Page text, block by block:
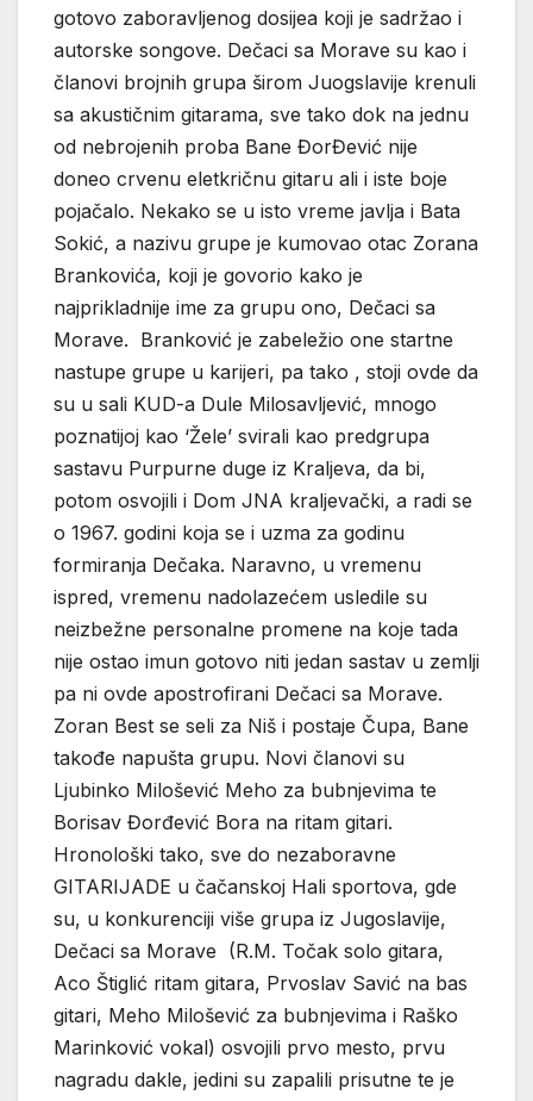
gotovo zaboravljenog dosijea koji je sadržao i
autorske songove. Dečaci sa Morave su kao i
članovi brojnih grupa širom Juogslavije krenuli
sa akustičnim gitarama, sve tako dok na jednu
od nebrojenih proba Bane ĐorĐević nije
doneo crvenu eletkričnu gitaru ali i iste boje
pojačalo. Nekako se u isto vreme javlja i Bata
Sokić, a nazivu grupe je kumovao otac Zorana
Brankovića, koji je govorio kako je
najprikladnije ime za grupu ono, Dečaci sa
Morave. Branković je zabeležio one startne
nastupe grupe u karijeri, pa tako , stoji ovde da
su u sali KUD-a Dule Milosavljević, mnogo
poznatijoj kao ‘Žele’ svirali kao predgrupa
sastavu Purpurne duge iz Kraljeva, da bi,
potom osvojili i Dom JNA kraljevački, a radi se
o 1967. godini koja se i uzma za godinu
formiranja Dečaka. Naravno, u vremenu
ispred, vremenu nadolazećem usledile su
neizbežne personalne promene na koje tada
nije ostao imun gotovo niti jedan sastav u zemlji
pa ni ovde apostrofirani Dečaci sa Morave.
Zoran Best se seli za Niš i postaje Čupa, Bane
takođe napušta grupu. Novi članovi su
Ljubinko Milošević Meho za bubnjevima te
Borisav Đorđević Bora na ritam gitari.
Hronološki tako, sve do nezaboravne
GITARIJADE u čačanskoj Hali sportova, gde
su, u konkurenciji više grupa iz Jugoslavije,
Dečaci sa Morave (R.M. Točak solo gitara,
Aco Štiglić ritam gitara, Prvoslav Savić na bas
gitari, Meho Milošević za bubnjevima i Raško
Marinković vokal) osvojili prvo mesto, prvu
nagradu dakle, jedini su zapalili prisutne te je